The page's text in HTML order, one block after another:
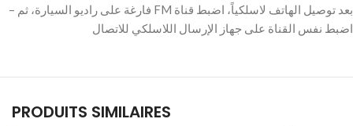
– ‫بعد توصيل الهاتف لاسلكياً، اضبط قناة FM فارغة على راديو السيارة، ثم
PRODUITS SIMILAIRES